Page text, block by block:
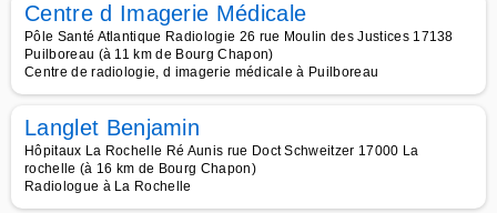
Centre d Imagerie Médicale
Pôle Santé Atlantique Radiologie 26 rue Moulin des Justices 17138
Puilboreau (à 11 km de Bourg Chapon)
Centre de radiologie, d imagerie médicale à Puilboreau
Langlet Benjamin
Hôpitaux La Rochelle Ré Aunis rue Doct Schweitzer 17000 La
rochelle (à 16 km de Bourg Chapon)
Radiologue à La Rochelle